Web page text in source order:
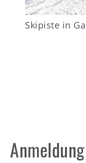
Skipiste
Skipiste in
Anmeldung